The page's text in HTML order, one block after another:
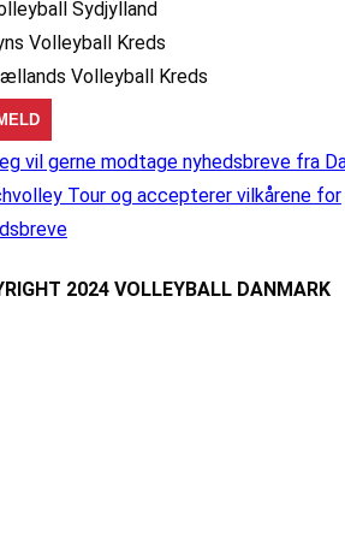
Sydjylland
Volleyball Kreds
Volleyball Kreds
vil gerne modtage nyhedsbreve fra
Tour og accepterer vilkårene for
2024 VOLLEYBALL DANMARK